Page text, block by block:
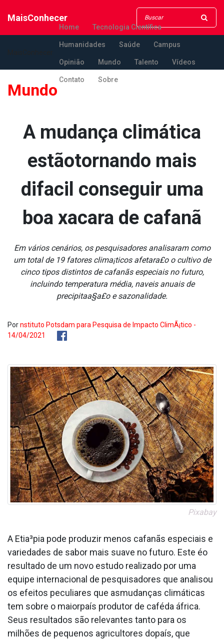
MaisConhecer
Home Tecnologia Científica
Humanidades Saúde Campus
Opinião Mundo Talento Vídeos
Contato Sobre
Mundo
A mudança climática
estãotornando mais
difa­cil conseguir uma
boa xa­cara de cafanã
Em vários cenários, os pesquisadores analisaram como
um total de 19 fatores clima¡ticos afetara£o o cultivo de
cinco tipos distintos de cafanãs especiais no futuro,
incluindo temperatura média, na­veis anuais de
precipitaa§a£o e sazonalidade.
Pornstituto Potsdam para Pesquisa de Impacto ClimÃ¡tico -
14/04/2021
Pixabay
A Etia³pia pode produzir menos cafanãs especiais e
variedades de sabor mais suave no futuro. Este éo
resultado de um novo estudo realizado por uma
equipe internacional de pesquisadores que analisou
os efeitos peculiares que asmudanças climáticas
tem sobre o maiorpaís produtor de caféda áfrica.
Seus resultados são relevantes tanto para os
milhões de pequenos agricultores dopaís, que